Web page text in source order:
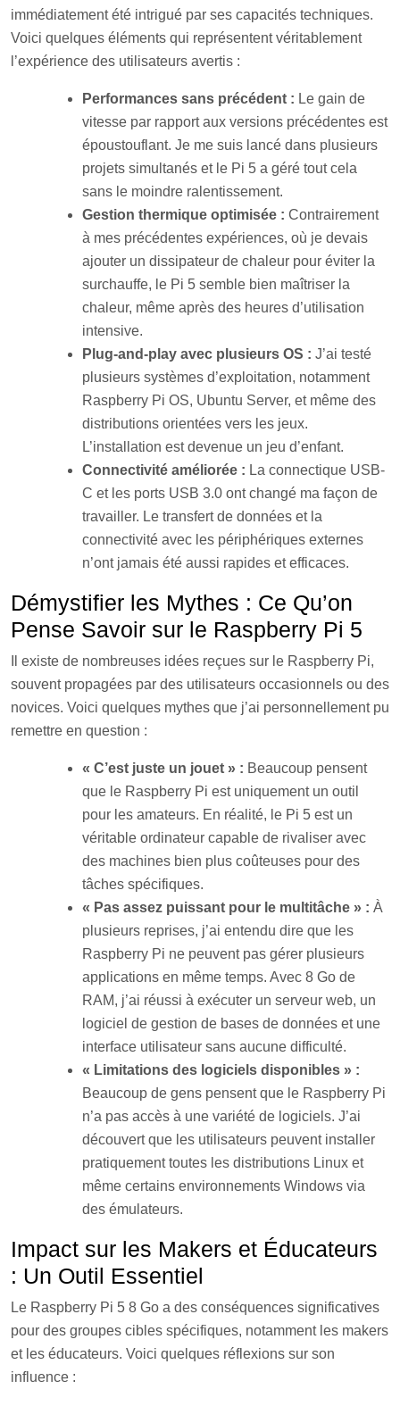
immédiatement été intrigué par ses capacités techniques.
Voici quelques éléments qui représentent véritablement
l’expérience des utilisateurs avertis :
Performances sans précédent : Le gain de
vitesse par rapport aux versions précédentes est
époustouflant. Je me suis lancé dans plusieurs
projets simultanés et le Pi 5 a géré tout cela
sans le moindre ralentissement.
Gestion thermique optimisée : Contrairement
à mes précédentes expériences, où je devais
ajouter un dissipateur de chaleur pour éviter la
surchauffe, le Pi 5 semble bien maîtriser la
chaleur, même après des heures d’utilisation
intensive.
Plug-and-play avec plusieurs OS : J’ai testé
plusieurs systèmes d’exploitation, notamment
Raspberry Pi OS, Ubuntu Server, et même des
distributions orientées vers les jeux.
L’installation est devenue un jeu d’enfant.
Connectivité améliorée : La connectique USB-
C et les ports USB 3.0 ont changé ma façon de
travailler. Le transfert de données et la
connectivité avec les périphériques externes
n’ont jamais été aussi rapides et efficaces.
Démystifier les Mythes : Ce Qu’on
Pense Savoir sur le Raspberry Pi 5
Il existe de nombreuses idées reçues sur le Raspberry Pi,
souvent propagées par des utilisateurs occasionnels ou des
novices. Voici quelques mythes que j’ai personnellement pu
remettre en question :
« C’est juste un jouet » : Beaucoup pensent
que le Raspberry Pi est uniquement un outil
pour les amateurs. En réalité, le Pi 5 est un
véritable ordinateur capable de rivaliser avec
des machines bien plus coûteuses pour des
tâches spécifiques.
« Pas assez puissant pour le multitâche » : À
plusieurs reprises, j’ai entendu dire que les
Raspberry Pi ne peuvent pas gérer plusieurs
applications en même temps. Avec 8 Go de
RAM, j’ai réussi à exécuter un serveur web, un
logiciel de gestion de bases de données et une
interface utilisateur sans aucune difficulté.
« Limitations des logiciels disponibles » :
Beaucoup de gens pensent que le Raspberry Pi
n’a pas accès à une variété de logiciels. J’ai
découvert que les utilisateurs peuvent installer
pratiquement toutes les distributions Linux et
même certains environnements Windows via
des émulateurs.
Impact sur les Makers et Éducateurs
: Un Outil Essentiel
Le Raspberry Pi 5 8 Go a des conséquences significatives
pour des groupes cibles spécifiques, notamment les makers
et les éducateurs. Voici quelques réflexions sur son
influence :